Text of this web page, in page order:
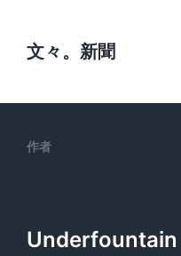
文々。新聞
作者
Underfountain